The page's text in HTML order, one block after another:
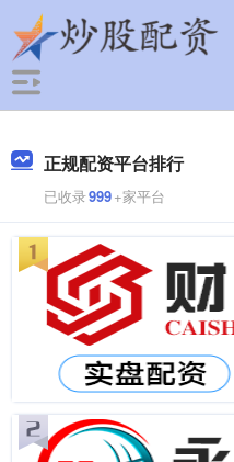
正规配资平台排行
已收录999+家平台